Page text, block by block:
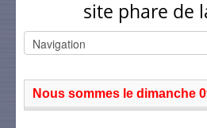
site phare de
Nous sommes le dimanche